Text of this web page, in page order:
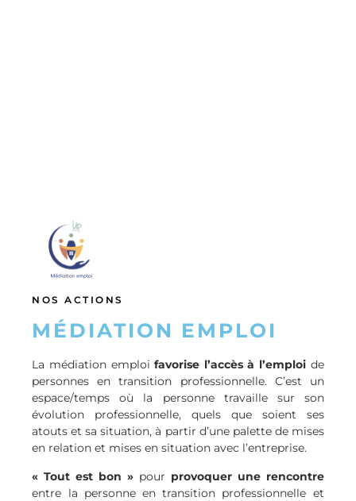
NOS ACTIONS
MÉDIATION EMPLOI
La médiation emploifavorise l’accès à l’emploi de
personnes en transition professionnelle. C’est un
espace/temps où la personne travaille sur son
évolution professionnelle, quels que soient ses
atouts et sa situation, à partir d’une palette de mises
en relation et mises en situation avec l’entreprise.
« Tout est bon » pour provoquer une rencontre
entre la personne en transition professionnelle et